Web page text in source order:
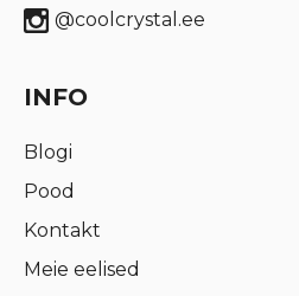
@coolcrystal.ee
INFO
Blogi
Pood
Kontakt
Meie eelised